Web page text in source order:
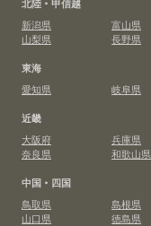
新潟県
富山県
山梨県
長野県
東海
愛知県
岐阜県
近畿
大阪府
兵庫県
奈良県
和歌山県
中国・四国
鳥取県
島根県
山口県
徳島県